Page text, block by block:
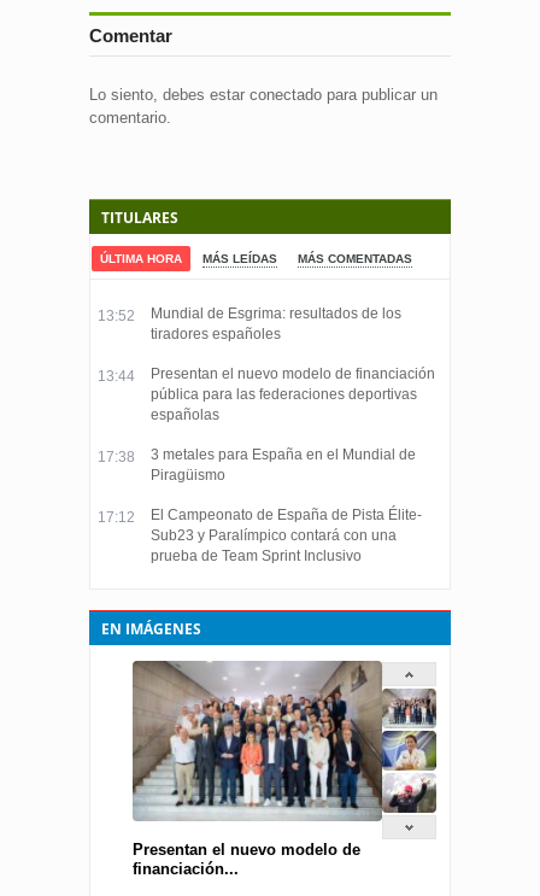
Comentar
Lo siento, debes estar conectado para publicar un
comentario.
TITULARES
ÚLTIMA HORA MÁS LEÍDAS MÁS COMENTADAS
13:52
Mundial de Esgrima: resultados de los
tiradores españoles
13:44
Presentan el nuevo modelo de financiación
pública para las federaciones deportivas
españolas
17:38
3 metales para España en el Mundial de
Piragüismo
17:12
El Campeonato de España de Pista Élite-
Sub23 y Paralímpico contará con una
prueba de Team Sprint Inclusivo
EN IMÁGENES
Presentan el nuevo modelo de
financiación...